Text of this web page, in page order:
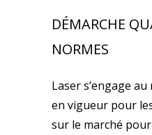
DÉMARCHE
NORMES
Laser s’engage
en vigueur pour
sur le marché